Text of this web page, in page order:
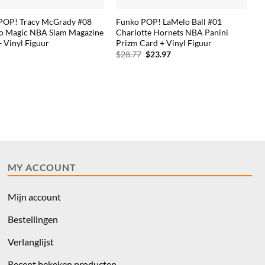
Tracy McGrady #08
Magic NBA Slam Magazine
Vinyl Figuur
Funko POP! LaMelo Ball #01
Charlotte Hornets NBA Panini
Prizm Card + Vinyl Figuur
$28.77 Oorspronkelijke
$23.97Huidige
MY ACCOUNT
Mijn account
Bestellingen
Verlanglijst